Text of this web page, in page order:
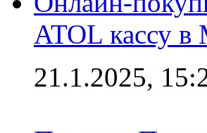
ATOL кассу в
21.1.2025,